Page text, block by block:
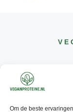
Om de beste